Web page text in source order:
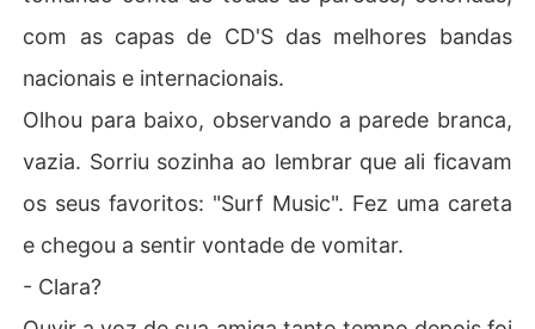
com as capas de CD'S das melhores bandas
nacionais e internacionais.
Olhou para baixo, observando a parede branca,
vazia. Sorriu sozinha ao lembrar que ali ficavam
os seus favoritos: "Surf Music". Fez uma careta
e chegou a sentir vontade de vomitar.
- Clara?